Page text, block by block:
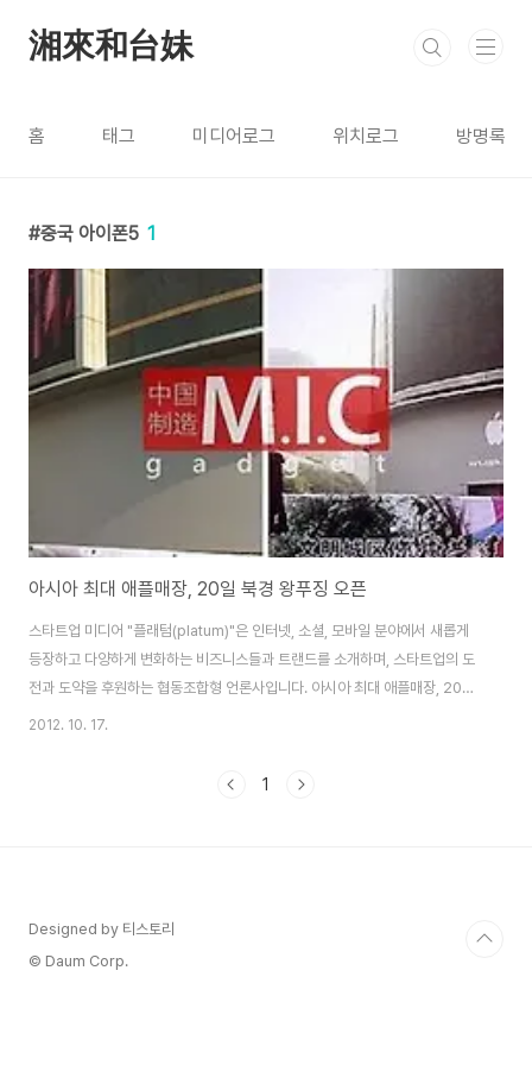
湘來和台妹
홈 태그 미디어로그 위치로그 방명록
중국 아이폰5 1
아시아 최대 애플매장, 20일 북경 왕푸징 오픈
스타트업 미디어 "플래텀(platum)"은 인터넷, 소셜, 모바일 분야에서 새롭게
등장하고 다양하게 변화하는 비즈니스들과 트랜드를 소개하며, 스타트업의 도
전과 도약을 후원하는 협동조합형 언론사입니다. 아시아 최대 애플매장, 20일
북경 왕푸징 오픈 중국 북경 왕푸징(北京 王府井)에 아시아 최대 규모의 애플
구성되어 있으며 매장이 운영될 예정이며, 영업시간은 오전10시~오후10시이
2012. 10. 17.
1
Designed by 티스토리
© Daum Corp.